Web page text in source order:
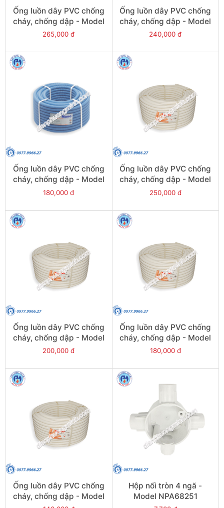
Ống luồn dây PVC chống
cháy, chống dập - Model
FRG25GS
265,000 đ
Ống luồn dây PVC chống
cháy, chống dập - Model
FRG20G
240,000 đ
Ống luồn dây PVC chống
cháy, chống dập - Model
FRG16G
180,000 đ
Ống luồn dây PVC chống
cháy, chống dập - Model
FRG32W
250,000 đ
Ống luồn dây PVC chống
cháy, chống dập - Model
FRG25W
200,000 đ
Ống luồn dây PVC chống
cháy, chống dập - Model
FRG20W
180,000 đ
Ống luồn dây PVC chống
cháy, chống dập - Model
Hộp nối tròn 4 ngã -
Model NPA68251